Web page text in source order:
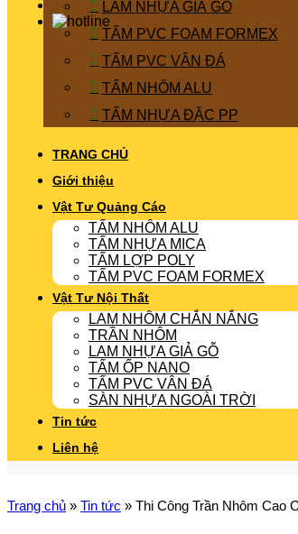
LAM NHỰA GIẢ GỖ
TẤM PVC FOAM FORMEX
TẤM PVC VÂN ĐÁ
TẤM NHÔM ALU
TẤM NHỰA ĐẶC PP
TRANG CHỦ
Giới thiệu
Vật Tư Quảng Cáo
TẤM NHÔM ALU
TẤM NHỰA MICA
TẤM LỢP POLY
TẤM PVC FOAM FORMEX
Vật Tư Nội Thất
LAM NHÔM CHẮN NẮNG
TRẦN NHÔM
LAM NHỰA GIẢ GỖ
TẤM ỐP NANO
TẤM PVC VÂN ĐÁ
SÀN NHỰA NGOÀI TRỜI
Tin tức
Liên hệ
Trang chủ » Tin tức » Thi Công Trần Nhôm Cao